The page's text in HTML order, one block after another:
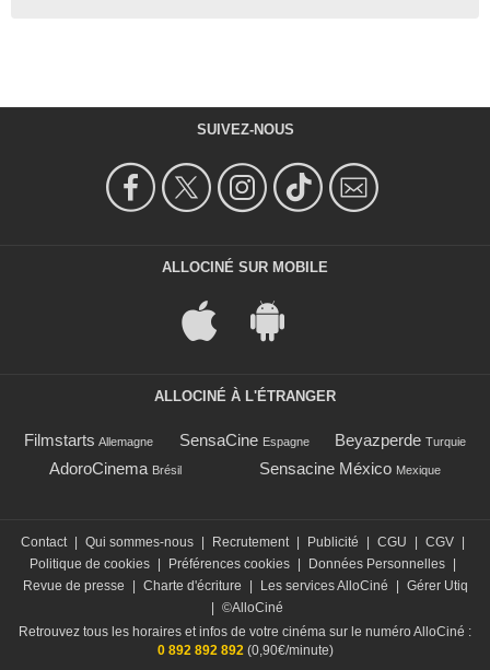
SUIVEZ-NOUS
ALLOCINÉ SUR MOBILE
ALLOCINÉ À L'ÉTRANGER
Filmstarts Allemagne SensaCine Espagne Beyazperde Turquie
AdoroCinema Brésil Sensacine México Mexique
Contact Qui sommes-nous Recrutement Publicité CGU CGV
Politique de cookies
Préférences cookies Données Personnelles
Revue de presse
Charte d'écriture Les services AlloCiné
Gérer Utiq
©AlloCiné
Retrouvez tous les horaires et infos de votre cinéma sur le numéro AlloCiné :
0 892 892 892(0,90€/minute)